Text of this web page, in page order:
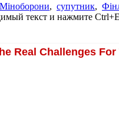
Міноборони, супутник,
текст и нажмите